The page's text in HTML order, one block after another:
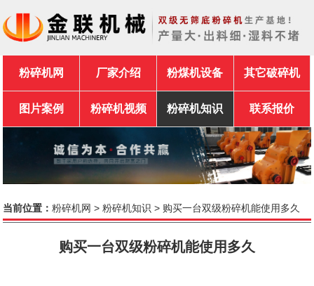
粉碎机网 厂家介绍 粉煤机设备 其它破碎机
图片案例 粉碎机视频 粉碎机知识 联系报价
当前位置：粉碎机网 >粉碎机知识 > 购买一台双级粉碎机能使用多久
购买一台双级粉碎机能使用多久